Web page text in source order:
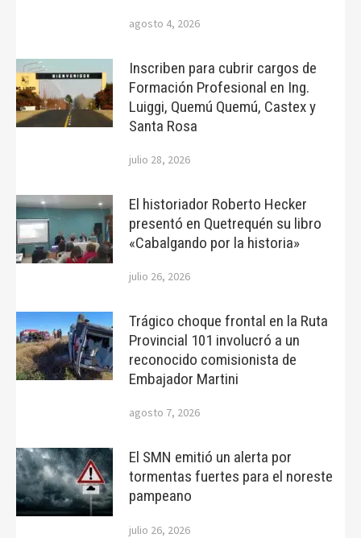
agosto 4, 2026
Inscriben para cubrir cargos de
Formación Profesional en Ing.
Luiggi, Quemú Quemú, Castex y
Santa Rosa
julio 28, 2026
El historiador Roberto Hecker
presentó en Quetrequén su libro
«Cabalgando por la historia»
julio 26, 2026
Trágico choque frontal en la Ruta
Provincial 101 involucró a un
reconocido comisionista de
Embajador Martini
agosto 7, 2026
El SMN emitió un alerta por
tormentas fuertes para el noreste
pampeano
julio 26, 2026